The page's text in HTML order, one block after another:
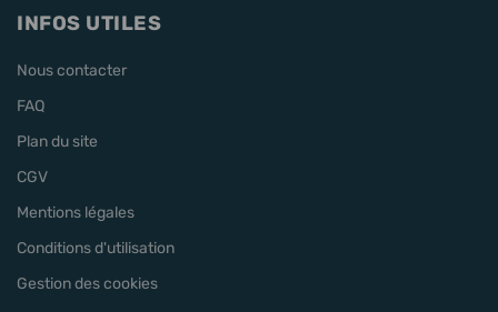
INFOS UTILES
Nous contacter
FAQ
Plan du site
CGV
Mentions légales
Conditions d'utilisation
Gestion des cookies